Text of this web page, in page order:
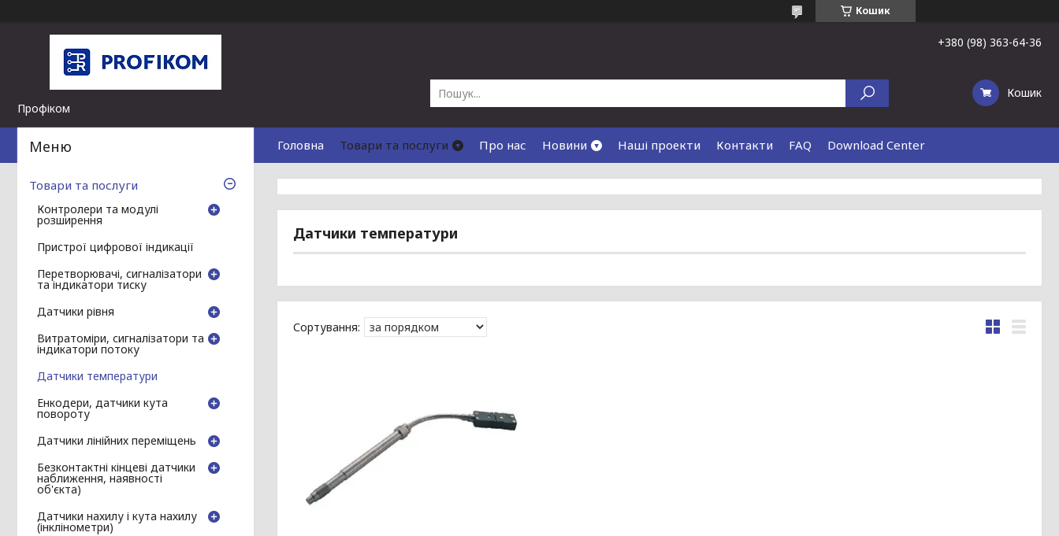
Кошик
Профіком
+380 (98) 363-64-36
Кошик
Головна Товари та послуги Про нас Новини Наші проекти Контакти FAQ Download Center
Датчики температури
Товари та послуги
Контролери та модулі
розширення
Пристрої цифрової індикації
Перетворювачі, сигналізатори
та індикатори тиску
Датчики рівня
Витратоміри, сигналізатори та
індикатори потоку
Датчики температури
Енкодери, датчики кута
повороту
Датчики лінійних переміщень
Безконтактні кінцеві датчики
наближення, наявності
об'єкта)
Датчики нахилу і кута нахилу
(інклінометри)